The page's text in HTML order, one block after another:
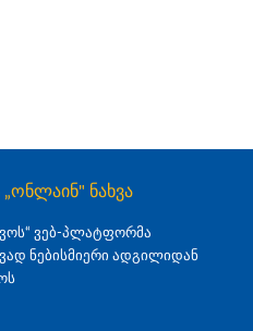
ნახვა
ვებ-პლატფორმა
ნებისმიერი ადგილიდან